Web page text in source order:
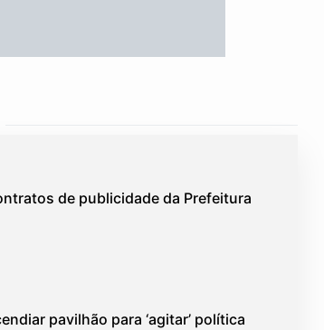
de publicidade da Prefeitura
pavilhão para ‘agitar’ política